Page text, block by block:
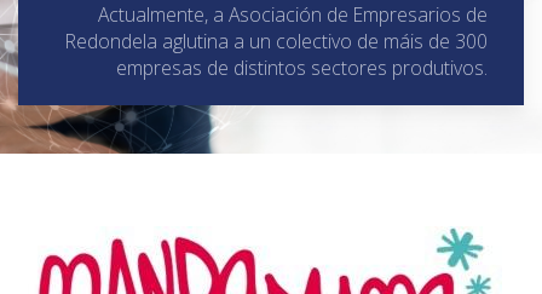
Actualmente, a Asociación de Empresarios de
Redondela aglutina a un colectivo de máis de 300
empresas de distintos sectores produtivos.